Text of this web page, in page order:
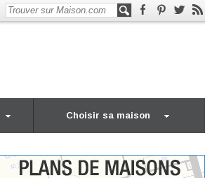
Choisir sa maison